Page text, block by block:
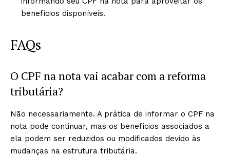
benefícios disponíveis.​
FAQs
O CPF na nota vai acabar com a reforma
tributária?
Não necessariamente. A prática de informar o CPF na
nota pode continuar, mas os benefícios associados a
ela podem ser reduzidos ou modificados devido às
mudanças na estrutura tributária.​